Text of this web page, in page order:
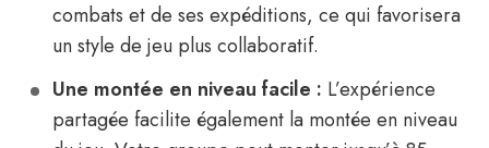
combats et de ses expéditions, ce qui favorisera
un style de jeu plus collaboratif.
Une montée en niveau facile : L’expérience
partagée facilite également la montée en niveau